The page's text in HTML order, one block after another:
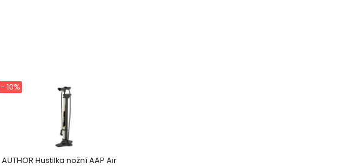
AUTHOR Hustilka nožní AAP Air
- 10%